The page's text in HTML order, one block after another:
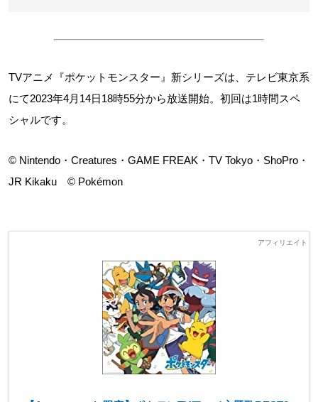
TVアニメ『ポケットモンスター』新シリーズは、テレビ東京系
にて2023年4月14日18時55分から放送開始。初回は1時間スペ
シャルです。
© Nintendo・Creatures・GAME FREAK・TV Tokyo・ShoPro・
JR Kikaku © Pokémon